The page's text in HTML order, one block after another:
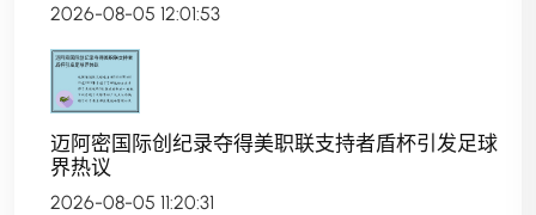
2026-08-05 12:01:53
迈阿密国际创纪录夺得美职联支持者盾杯引发足球
界热议
2026-08-05 11:20:31